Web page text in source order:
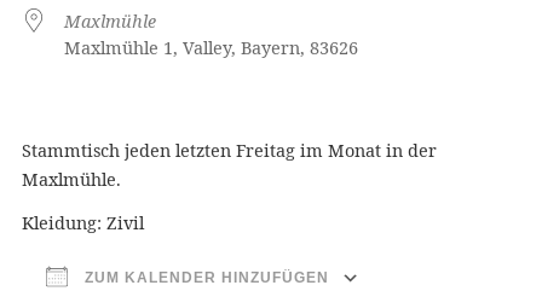
Maxlmühle
Maxlmühle 1, Valley, Bayern, 83626
Stammtisch jeden letzten Freitag im Monat in der
Maxlmühle.
Kleidung: Zivil
ZUM KALENDER HINZUFÜGEN